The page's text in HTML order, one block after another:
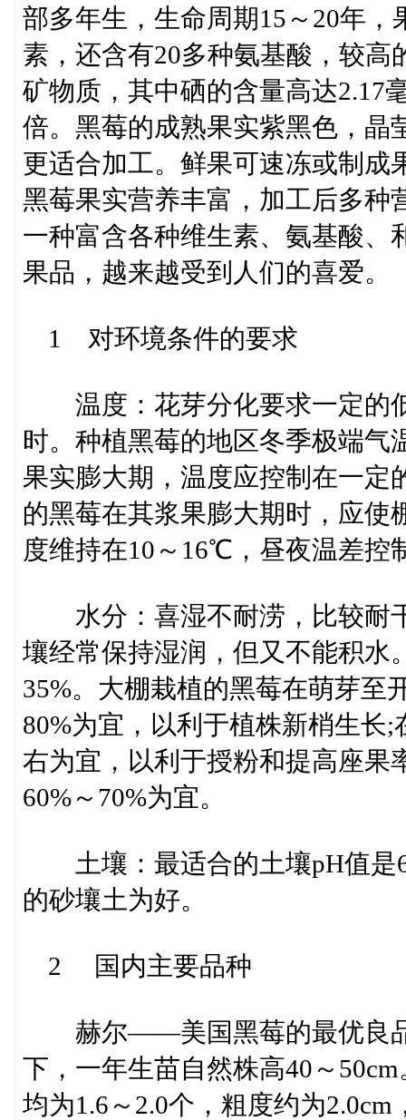
部多年生，生命周期15～20年，
素，还含有20多种氨基酸，较高
矿物质，其中硒的含量高达2.17
倍。黑莓的成熟果实紫黑色，晶
更适合加工。鲜果可速冻或制成
黑莓果实营养丰富，加工后多种
一种富含各种维生素、氨基酸、
果品，越来越受到人们的喜爱。
1 对环境条件的要求
温度：花芽分化要求一定的
时。种植黑莓的地区冬季极端
果实膨大期，温度应控制在一定
的黑莓在其浆果膨大期时，应
度维持在10～16℃，昼夜温差控
水分：喜湿不耐涝，比较耐
壤经常保持湿润，但又不能积水
35%。大棚栽植的黑莓在萌芽至
80%为宜，以利于植株新梢生长
右为宜，以利于授粉和提高座果
60%～70%为宜。
土壤：最适合的土壤pH值是6
的砂壤土为好。
2 国内主要品种
赫尔――美国黑莓的最优良品
下，一年生苗自然株高40～
均为1.6～2.0个，粗度约为